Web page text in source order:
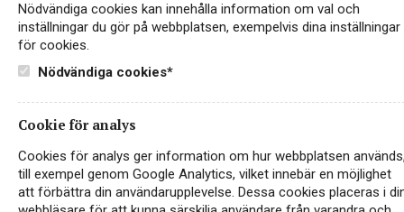
Instagram
Facebook
Nödvändiga cookies kan innehålla information om val och
inställningar du gör på webbplatsen, exempelvis dina inställningar
för cookies.
Nödvändiga cookies*
Cookie för analys
Cookies för analys ger information om hur webbplatsen
till exempel genom Google Analytics, vilket innebär en möjlighet
att förbättra din användarupplevelse. Dessa cookies placeras i